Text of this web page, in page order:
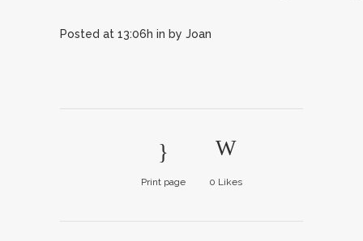
Posted at 13:06h in by Joan
Print page 0 Likes